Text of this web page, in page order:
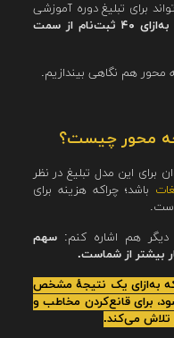
برای تبلیغ دوره آموزشی
پرداخت ۲۰ میلیون به‌ازای ۴۰ ثبت‌نام از سمت
محور هم نگاهی بیندازیم.
محور چیست؟
برای این مدل تبلیغ در نظر
باشد؛ چراکه هزینه برای
دیگر هم اشاره کنم:سهم
بیشتر از شماست.
به‌ازای یک نتیجهٔ مشخص
برای قانع‌کردن مخاطب و
تلاش می‌کند.